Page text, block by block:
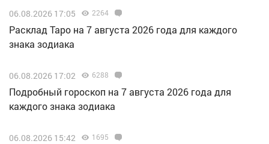
06.08.2026 17:05 2264
Расклад Таро на 7 августа 2026 года для каждого
знака зодиака
06.08.2026 17:02 6288
Подробный гороскоп на 7 августа 2026 года для
каждого знака зодиака
06.08.2026 15:42 1695